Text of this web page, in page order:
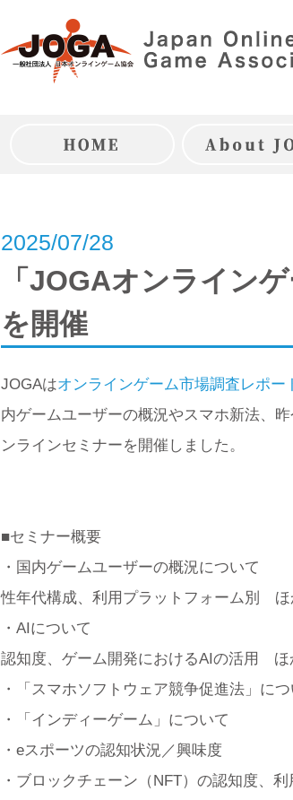
トップページ JOGAとは
2025/07/28
「JOGAオンライン
を開催
JOGAはオンラインゲーム市場調査レポー
内ゲームユーザーの概況やスマホ新法、
ンラインセミナーを開催しました。
■セミナー概要
・国内ゲームユーザーの概況について
性年代構成、利用プラットフォーム別 ほ
・AIについて
認知度、ゲーム開発におけるAIの活用 ほ
・「スマホソフトウェア競争促進法」につ
・「インディーゲーム」について
・eスポーツの認知状況／興味度
・ブロックチェーン（NFT）の認知度、